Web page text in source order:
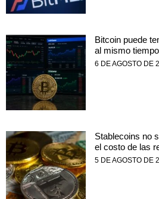
Bitcoin puede
al mismo tiempo
6 DE AGOSTO DE
Stablecoins no
el costo de las
5 DE AGOSTO DE